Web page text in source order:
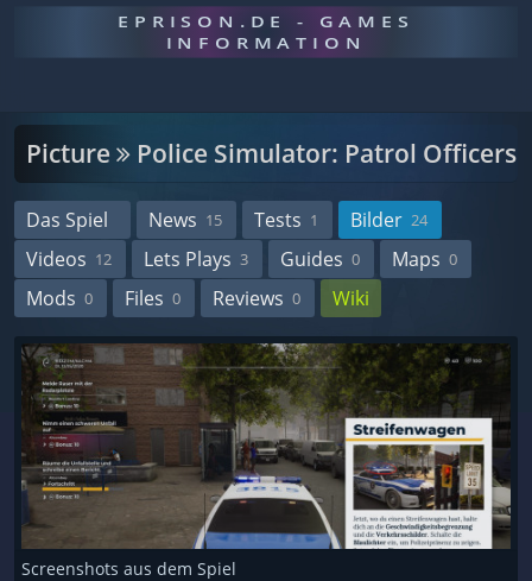
EPRISON.DE - GAMES
INFORMATION
Picture Police Simulator: Patrol Officers
Das Spiel News 15 Tests 1 Bilder 24
Videos 12 Lets Plays 3 Guides 0 Maps 0
Mods 0 Files 0 Reviews 0 Wiki
Screenshots aus dem Spiel